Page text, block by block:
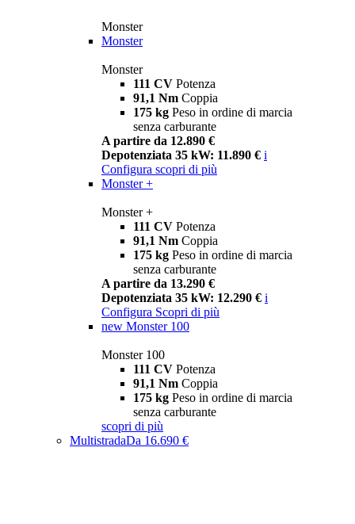
Monster
Monster
Monster
111 CV Potenza
91,1 Nm Coppia
175 kg Peso in ordine di marcia
senza carburante
A partire da 12.890 €
Depotenziata 35 kW: 11.890 € i
Configura scopri di più
Monster +
Monster +
111 CV Potenza
91,1 Nm Coppia
175 kg Peso in ordine di marcia
senza carburante
A partire da 13.290 €
Depotenziata 35 kW: 12.290 € i
Configura Scopri di più
new Monster 100
Monster 100
111 CV Potenza
91,1 Nm Coppia
175 kg Peso in ordine di marcia
senza carburante
scopri di più
MultistradaDa 16.690 €